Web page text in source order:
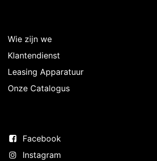
Wie zijn we
Klantendienst
Leasing Apparatuur
Onze Catalogus
Facebook
Instagram